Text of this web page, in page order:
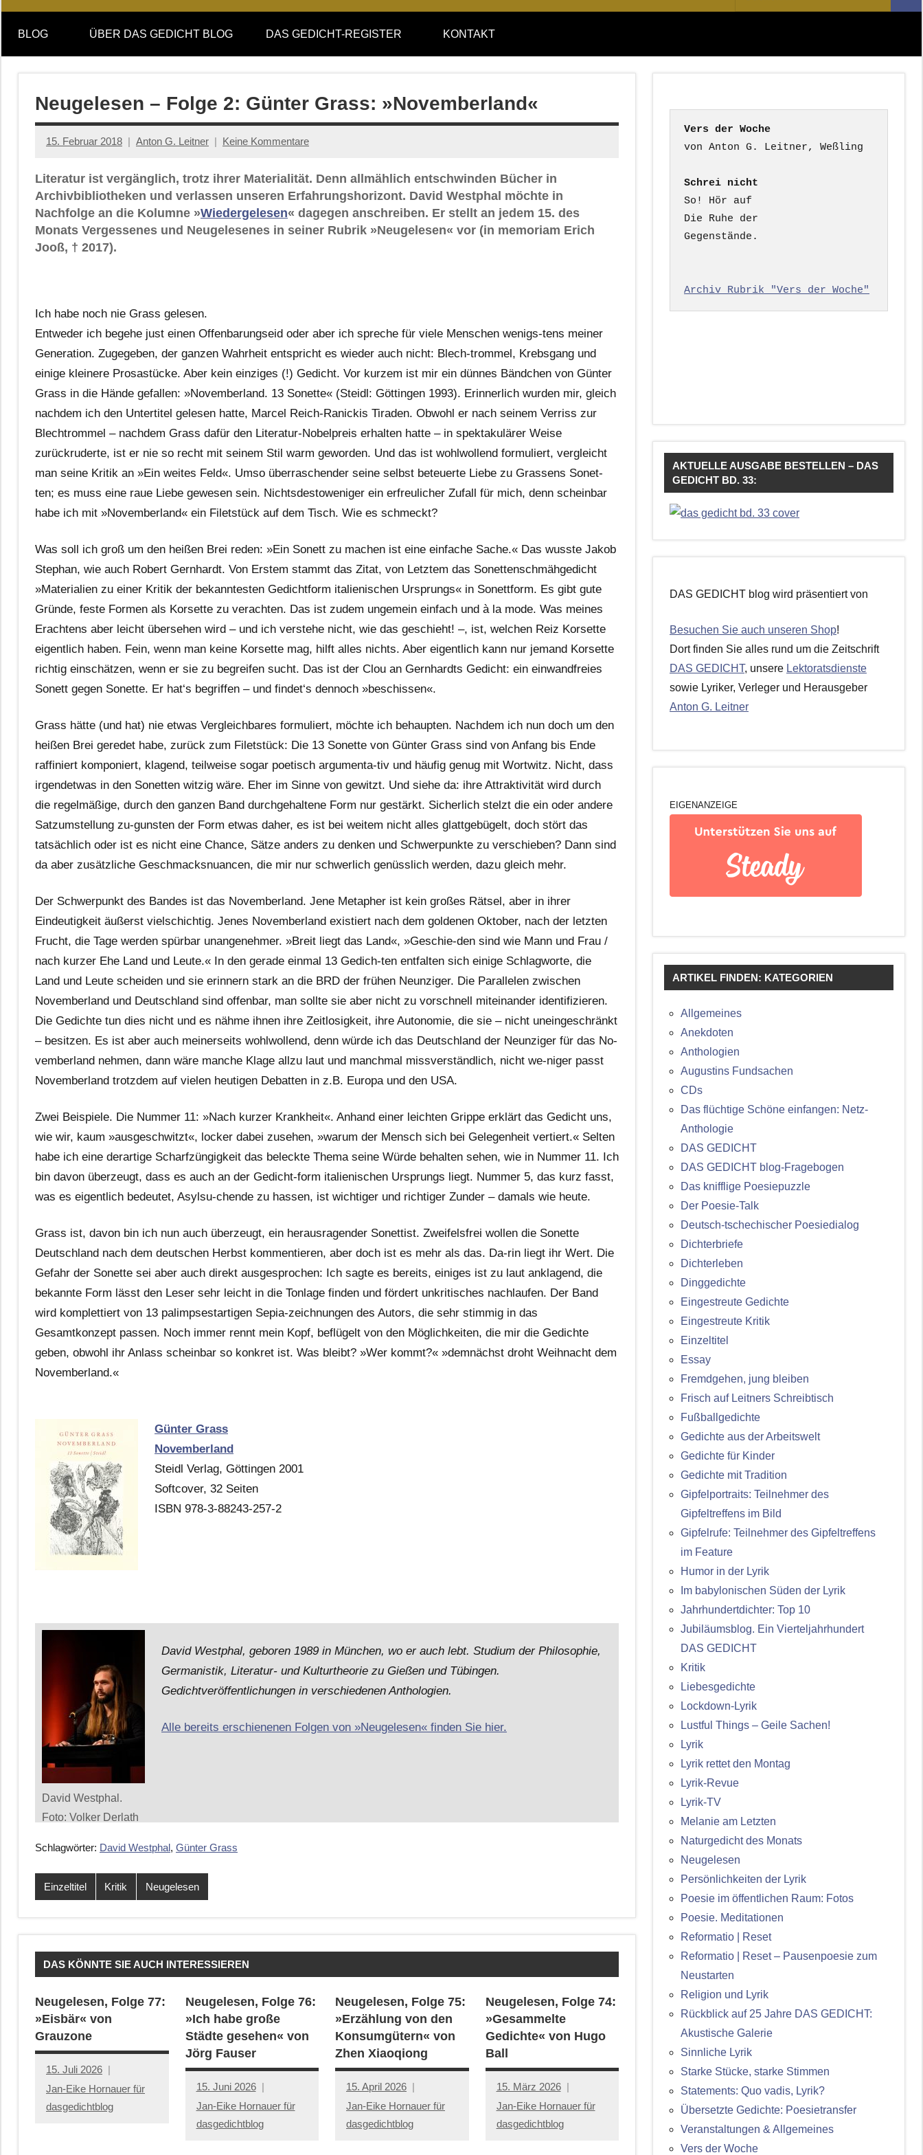
DAS
GEDICHT
blog
DAS
GEDICHT.
Zeitschrift
nach:
BLOG ÜBER DAS GEDICHT BLOG DAS GEDICHT-REGISTER KONTAKT
Neugelesen – Folge 2: Günter Grass: »Novemberland«
15. Februar 2018 Anton G. Leitner Keine Kommentare
Literatur ist vergänglich, trotz ihrer Materialität. Denn allmählich entschwinden Bücher in
Archivbibliotheken und verlassen unseren Erfahrungshorizont. David Westphal möchte in
Nachfolge an die Kolumne »Wiedergelesen« dagegen anschreiben. Er stellt an jedem 15. des
Monats Vergessenes und Neugelesenes in seiner Rubrik »Neugelesen« vor (in memoriam Erich
Jooß, † 2017).
Ich habe noch nie Grass gelesen.
Entweder ich begehe just einen Offenbarungseid oder aber ich spreche für viele Menschen wenigs-tens meiner
Generation. Zugegeben, der ganzen Wahrheit entspricht es wieder auch nicht: Blech-trommel, Krebsgang und
einige kleinere Prosastücke. Aber kein einziges (!) Gedicht. Vor kurzem ist mir ein dünnes Bändchen von Günter
Grass in die Hände gefallen: »Novemberland. 13 Sonette« (Steidl: Göttingen 1993). Erinnerlich wurden mir, gleich
nachdem ich den Untertitel gelesen hatte, Marcel Reich-Ranickis Tiraden. Obwohl er nach seinem Verriss zur
Blechtrommel – nachdem Grass dafür den Literatur-Nobelpreis erhalten hatte – in spektakulärer Weise
zurückruderte, ist er nie so recht mit seinem Stil warm geworden. Und das ist wohlwollend formuliert, vergleicht
man seine Kritik an »Ein weites Feld«. Umso überraschender seine selbst beteuerte Liebe zu Grassens Sonet-
ten; es muss eine raue Liebe gewesen sein. Nichtsdestoweniger ein erfreulicher Zufall für mich, denn scheinbar
habe ich mit »Novemberland« ein Filetstück auf dem Tisch. Wie es schmeckt?
Was soll ich groß um den heißen Brei reden: »Ein Sonett zu machen ist eine einfache Sache.« Das wusste Jakob
Stephan, wie auch Robert Gernhardt. Von Erstem stammt das Zitat, von Letztem das Sonettenschmähgedicht
»Materialien zu einer Kritik der bekanntesten Gedichtform italienischen Ursprungs« in Sonettform. Es gibt gute
Gründe, feste Formen als Korsette zu verachten. Das ist zudem ungemein einfach und à la mode. Was meines
Erachtens aber leicht übersehen wird – und ich verstehe nicht, wie das geschieht! –, ist, welchen Reiz Korsette
eigentlich haben. Fein, wenn man keine Korsette mag, hilft alles nichts. Aber eigentlich kann nur jemand Korsette
richtig einschätzen, wenn er sie zu begreifen sucht. Das ist der Clou an Gernhardts Gedicht: ein einwandfreies
Sonett gegen Sonette. Er hat‘s begriffen – und findet‘s dennoch »beschissen«.
Grass hätte (und hat) nie etwas Vergleichbares formuliert, möchte ich behaupten. Nachdem ich nun doch um den
heißen Brei geredet habe, zurück zum Filetstück: Die 13 Sonette von Günter Grass sind von Anfang bis Ende
raffiniert komponiert, klagend, teilweise sogar poetisch argumenta-tiv und häufig genug mit Wortwitz. Nicht, dass
irgendetwas in den Sonetten witzig wäre. Eher im Sinne von gewitzt. Und siehe da: ihre Attraktivität wird durch
die regelmäßige, durch den ganzen Band durchgehaltene Form nur gestärkt. Sicherlich stelzt die ein oder andere
Satzumstellung zu-gunsten der Form etwas daher, es ist bei weitem nicht alles glattgebügelt, doch stört das
tatsächlich oder ist es nicht eine Chance, Sätze anders zu denken und Schwerpunkte zu verschieben? Dann sind
da aber zusätzliche Geschmacksnuancen, die mir nur schwerlich genüsslich werden, dazu gleich mehr.
Der Schwerpunkt des Bandes ist das Novemberland. Jene Metapher ist kein großes Rätsel, aber in ihrer
Eindeutigkeit äußerst vielschichtig. Jenes Novemberland existiert nach dem goldenen Oktober, nach der letzten
Frucht, die Tage werden spürbar unangenehmer. »Breit liegt das Land«, »Geschie-den sind wie Mann und Frau /
nach kurzer Ehe Land und Leute.« In den gerade einmal 13 Gedich-ten entfalten sich einige Schlagworte, die
Land und Leute scheiden und sie erinnern stark an die BRD der frühen Neunziger. Die Parallelen zwischen
Novemberland und Deutschland sind offenbar, man sollte sie aber nicht zu vorschnell miteinander identifizieren.
Die Gedichte tun dies nicht und es nähme ihnen ihre Zeitlosigkeit, ihre Autonomie, die sie – nicht uneingeschränkt
– besitzen. Es ist aber auch meinerseits wohlwollend, denn würde ich das Deutschland der Neunziger für das No-
vemberland nehmen, dann wäre manche Klage allzu laut und manchmal missverständlich, nicht we-niger passt
Novemberland trotzdem auf vielen heutigen Debatten in z.B. Europa und den USA.
Zwei Beispiele. Die Nummer 11: »Nach kurzer Krankheit«. Anhand einer leichten Grippe erklärt das Gedicht uns,
wie wir, kaum »ausgeschwitzt«, locker dabei zusehen, »warum der Mensch sich bei Gelegenheit vertiert.« Selten
habe ich eine derartige Scharfzüngigkeit das beleckte Thema seine Würde behalten sehen, wie in Nummer 11. Ich
bin davon überzeugt, dass es auch an der Gedicht-form italienischen Ursprungs liegt. Nummer 5, das kurz fasst,
was es eigentlich bedeutet, Asylsu-chende zu hassen, ist wichtiger und richtiger Zunder – damals wie heute.
Grass ist, davon bin ich nun auch überzeugt, ein herausragender Sonettist. Zweifelsfrei wollen die Sonette
Deutschland nach dem deutschen Herbst kommentieren, aber doch ist es mehr als das. Da-rin liegt ihr Wert. Die
Gefahr der Sonette sei aber auch direkt ausgesprochen: Ich sagte es bereits, einiges ist zu laut anklagend, die
bekannte Form lässt den Leser sehr leicht in die Tonlage finden und fördert unkritisches nachlaufen. Der Band
wird komplettiert von 13 palimpsestartigen Sepia-zeichnungen des Autors, die sehr stimmig in das
Gesamtkonzept passen. Noch immer rennt mein Kopf, beflügelt von den Möglichkeiten, die mir die Gedichte
geben, obwohl ihr Anlass scheinbar so konkret ist. Was bleibt? »Wer kommt?« »demnächst droht Weihnacht dem
Novemberland.«
Günter Grass
Novemberland
Steidl Verlag, Göttingen 2001
Softcover, 32 Seiten
ISBN 978-3-88243-257-2
David Westphal.
Foto: Volker Derlath
David Westphal, geboren 1989 in München, wo er auch lebt. Studium der Philosophie,
Germanistik, Literatur- und Kulturtheorie zu Gießen und Tübingen.
Gedichtveröffentlichungen in verschiedenen Anthologien.
Alle bereits erschienenen Folgen von »Neugelesen« finden Sie hier.
Schlagwörter: David Westphal, Günter Grass
Einzeltitel Kritik Neugelesen
DAS KÖNNTE SIE AUCH INTERESSIEREN
Neugelesen, Folge 77:
»Eisbär« von
Grauzone
15. Juli 2026
Jan-Eike Hornauer für
dasgedichtblog
Neugelesen, Folge 76:
»Ich habe große
Städte gesehen« von
Jörg Fauser
15. Juni 2026
Jan-Eike Hornauer für
dasgedichtblog
Neugelesen, Folge 75:
»Erzählung von den
Konsumgütern« von
Zhen Xiaoqiong
15. April 2026
Jan-Eike Hornauer für
dasgedichtblog
Neugelesen, Folge 74:
»Gesammelte
Gedichte« von Hugo
Ball
15. März 2026
Jan-Eike Hornauer für
dasgedichtblog
Vers der Woche
Schrei nicht
So! Hör auf
Die Ruhe der
Gegenstände.
Archiv Rubrik "Vers der Woche"
AKTUELLE AUSGABE BESTELLEN – DAS
GEDICHT BD. 33:
DAS GEDICHT blog wird präsentiert von
Besuchen Sie auch unseren Shop!
Dort finden Sie alles rund um die Zeitschrift
DAS GEDICHT, unsere Lektoratsdienste
sowie Lyriker, Verleger und Herausgeber
Anton G. Leitner
EIGENANZEIGE
ARTIKEL FINDEN: KATEGORIEN
Allgemeines
Anekdoten
Anthologien
Augustins Fundsachen
CDs
Das flüchtige Schöne einfangen: Netz-
Anthologie
DAS GEDICHT
DAS GEDICHT blog-Fragebogen
Das knifflige Poesiepuzzle
Der Poesie-Talk
Deutsch-tschechischer Poesiedialog
Dichterbriefe
Dichterleben
Dinggedichte
Eingestreute Gedichte
Eingestreute Kritik
Einzeltitel
Essay
Fremdgehen, jung bleiben
Frisch auf Leitners Schreibtisch
Fußballgedichte
Gedichte aus der Arbeitswelt
Gedichte für Kinder
Gedichte mit Tradition
Gipfelportraits: Teilnehmer des
Gipfeltreffens im Bild
Gipfelrufe: Teilnehmer des Gipfeltreffens
im Feature
Humor in der Lyrik
Im babylonischen Süden der Lyrik
Jahrhundertdichter: Top 10
Jubiläumsblog. Ein Vierteljahrhundert
DAS GEDICHT
Kritik
Liebesgedichte
Lockdown-Lyrik
Lustful Things – Geile Sachen!
Lyrik
Lyrik rettet den Montag
Lyrik-Revue
Lyrik-TV
Melanie am Letzten
Naturgedicht des Monats
Neugelesen
Persönlichkeiten der Lyrik
Poesie im öffentlichen Raum: Fotos
Poesie. Meditationen
Reformatio | Reset
Reformatio | Reset – Pausenpoesie zum
Neustarten
Religion und Lyrik
Rückblick auf 25 Jahre DAS GEDICHT:
Akustische Galerie
Sinnliche Lyrik
Starke Stücke, starke Stimmen
Statements: Quo vadis, Lyrik?
Übersetzte Gedichte: Poesietransfer
Veranstaltungen & Allgemeines
Vers der Woche